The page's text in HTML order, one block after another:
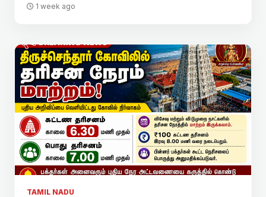
1 week ago
TAMIL NADU